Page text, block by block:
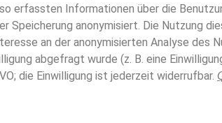
erfassten Informationen über die
Speicherung anonymisiert. Die Nutzung
an der anonymisierten Analyse des
abgefragt wurde (z. B. eine
die Einwilligung ist jederzeit widerrufbar.